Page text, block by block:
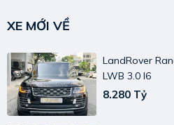
XE MỚI VỀ
LandRover
LWB 3.0 I6
8.280 Tỷ